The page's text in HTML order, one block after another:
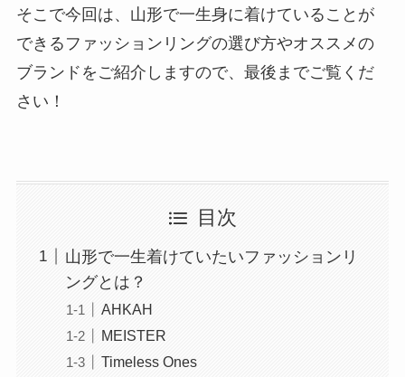
そこで今回は、山形で一生身に着けていることが
できるファッションリングの選び方やオススメの
ブランドをご紹介しますので、最後までご覧くだ
さい！
目次
山形で一生着けていたいファッションリ
ングとは？
AHKAH
MEISTER
Timeless Ones